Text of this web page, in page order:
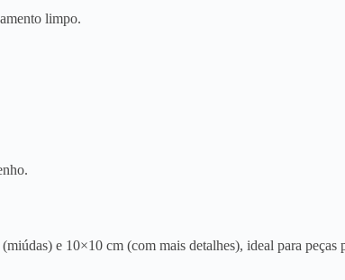
limpo.
e 10×10 cm (com mais detalhes), ideal para peças